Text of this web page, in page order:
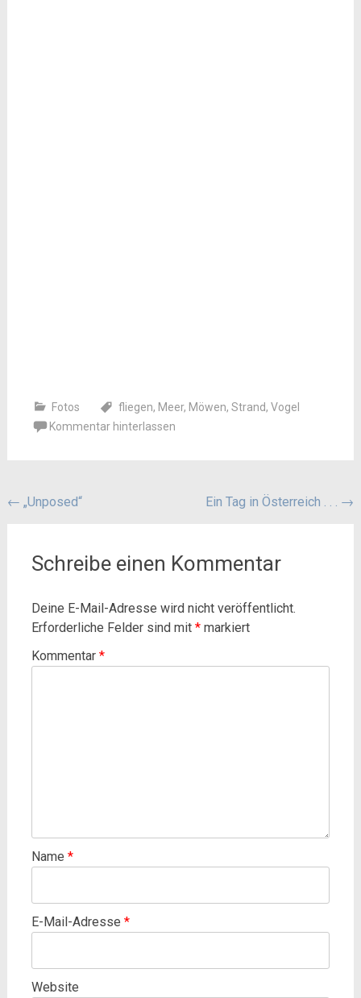
Fotos fliegen, Meer, Möwen, Strand, Vogel
Kommentar hinterlassen
Beitragsnavigation
← „Unposed“ Ein Tag in Österreich . . . →
Schreibe einen Kommentar
Deine E-Mail-Adresse wird nicht veröffentlicht.
Erforderliche Felder sind mit *markiert
Kommentar *
Name *
E-Mail-Adresse *
Website